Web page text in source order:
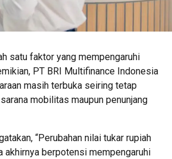
satu faktor yang mempengaruhi
PT BRI Multifinance Indonesia
masih terbuka seiring tetap
mobilitas maupun penunjang
“Perubahan nilai tukar rupiah
akhirnya berpotensi mempengaruhi